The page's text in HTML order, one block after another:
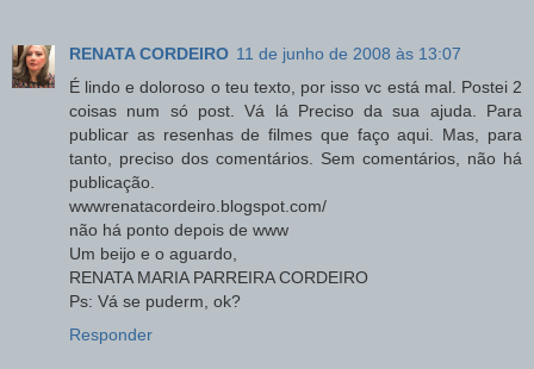
RENATA CORDEIRO 11 de junho de 2008 às 13:07
É lindo e doloroso o teu texto, por isso vc está mal. Postei 2
coisas num só post. Vá lá Preciso da sua ajuda. Para
publicar as resenhas de filmes que faço aqui. Mas, para
tanto, preciso dos comentários. Sem comentários, não há
publicação.
wwwrenatacordeiro.blogspot.com/
não há ponto depois de www
Um beijo e o aguardo,
RENATA MARIA PARREIRA CORDEIRO
Ps: Vá se puderm, ok?
Responder